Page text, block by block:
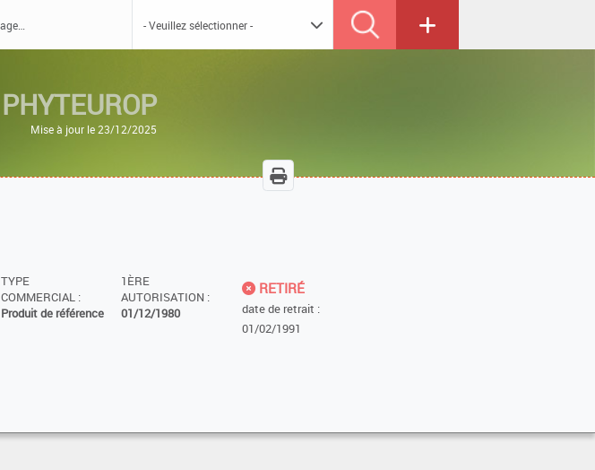
PHYTEUROP
Mise à jour le 23/12/2025
TYPE
COMMERCIAL :
Produit de référence
1ÈRE
AUTORISATION :
01/12/1980
RETIRÉ
date de retrait :
01/02/1991